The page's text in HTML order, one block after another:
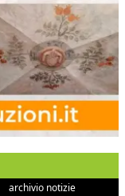
archivio notizie